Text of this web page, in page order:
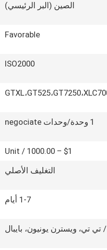
الصين (البر الرئيسي)
Favorable
ISO2000
1 وحدة/وحدات negociate
$1 – 1000.00 / Unit
التغليف الأصلي
1-7 أيام
/ تي تي، ويسترن يونيون، بايبال